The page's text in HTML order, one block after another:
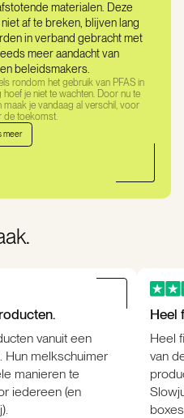
materialen. Deze
niet af te breken, blijven lang
in verband gebracht met
meer aandacht van
beleidsmakers.
rondom het gebruik van PFAS in
je niet te wachten. Door nu te
je vandaag al verschil, voor
de toekomst.
meer
vanuit een
Hun melkschuimer
manieren te
iedereen (en
Heel
Heel
van